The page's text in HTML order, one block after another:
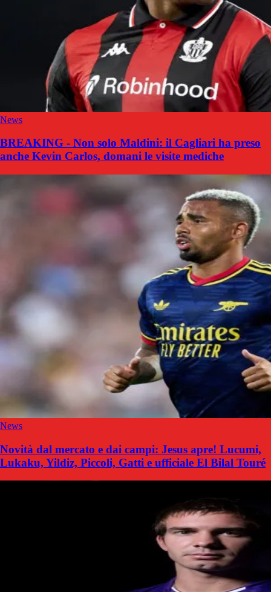
News
BREAKING - Non solo Maldini: il Cagliari ha preso
anche Kevin Carlos, domani le visite mediche
News
Novità dal mercato e dai campi: Jesus apre! Lucumi,
Lukaku, Yildiz, Piccoli, Gatti e ufficiale El Bilal Touré